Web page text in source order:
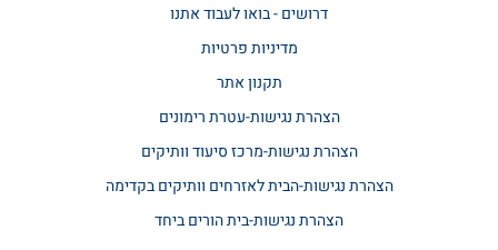
דרושים - בואו לעבוד אתנו
מדיניות פרטיות
תקנון אתר​
הצהרת נגישות-עטרת רימונים
הצהרת נגישות-מרכז סיעוד וותיקים
הצהרת נגישות-הבית לאזרחים וותיקים בקדימה
הצהרת נגישות-בית הורים ביחד